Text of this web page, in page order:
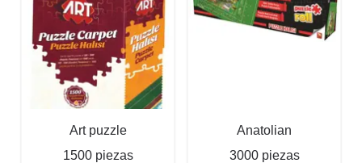
Art puzzle
1500 piezas
Anatolian
3000 piezas